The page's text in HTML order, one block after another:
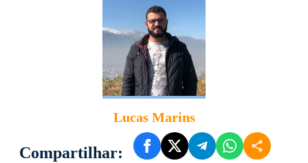
Lucas Marins
Compartilhar: